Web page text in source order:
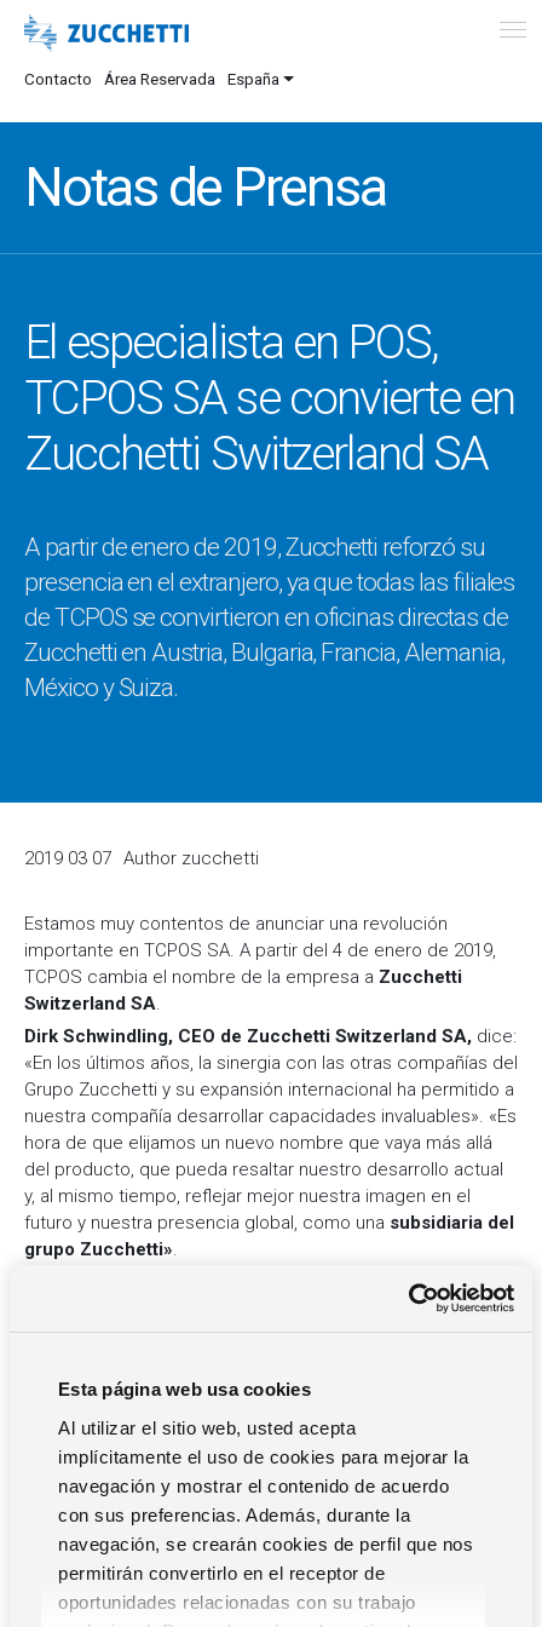
Esta página web usa cookies
Al utilizar el sitio web, usted acepta
implícitamente el uso de cookies para mejorar la
navegación y mostrar el contenido de acuerdo
con sus preferencias. Además, durante la
navegación, se crearán cookies de perfil que nos
permitirán convertirlo en el receptor de
oportunidades relacionadas con su trabajo
Contacto Área Reservada España
Notas de Prensa
El especialista en POS,
TCPOS SA se convierte en
Zucchetti Switzerland SA
A partir de enero de 2019, Zucchetti reforzó su
presencia en el extranjero, ya que todas las filiales
de TCPOS se convirtieron en oficinas directas de
Zucchetti en Austria, Bulgaria, Francia, Alemania,
México y Suiza.
2019 03 07 Author zucchetti
Estamos muy contentos de anunciar una revolución
importante en TCPOS SA. A partir del 4 de enero de 2019,
TCPOS cambia el nombre de la empresa a Zucchetti
Switzerland SA.
Dirk Schwindling, CEO de Zucchetti Switzerland SA, dice:
«En los últimos años, la sinergia con las otras compañías del
Grupo Zucchetti y su expansión internacional ha permitido a
nuestra compañía desarrollar capacidades invaluables». «Es
hora de que elijamos un nuevo nombre que vaya más allá
del producto, que pueda resaltar nuestro desarrollo actual
y, al mismo tiempo, reflejar mejor nuestra imagen en el
futuro y nuestra presencia global, como una subsidiaria del
grupo Zucchetti».
continuará aun identificando nuestra
solución POS. Ha sido nuestro trabajo durante más de dos
décadas, y nuestras unidades desean seguir diseñando
en sus negocios, dentro de la galaxia iCore de soluciones
Esta nueva estrategia va más allá de las actividades
clásicas en la tienda de los sistemas POS,
llegando a los
clientes en su casa
equipos de organización de servicios de catering, a través
de la programación y previsión de turnos efectivos.
Enrico Itri, COO de Zucchetti International
marca Zucchetti es ahora sinónimo de excelencia no sólo